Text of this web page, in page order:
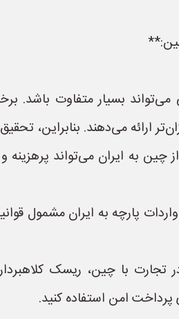
بسیار متفاوت باشد. برخی
ارائه می‌دهند. بنابراین،
به ایران می‌تواند پرهزینه
پارچه به ایران مشمول
تجارت با چین، ریسک
امن استفاده کنید.